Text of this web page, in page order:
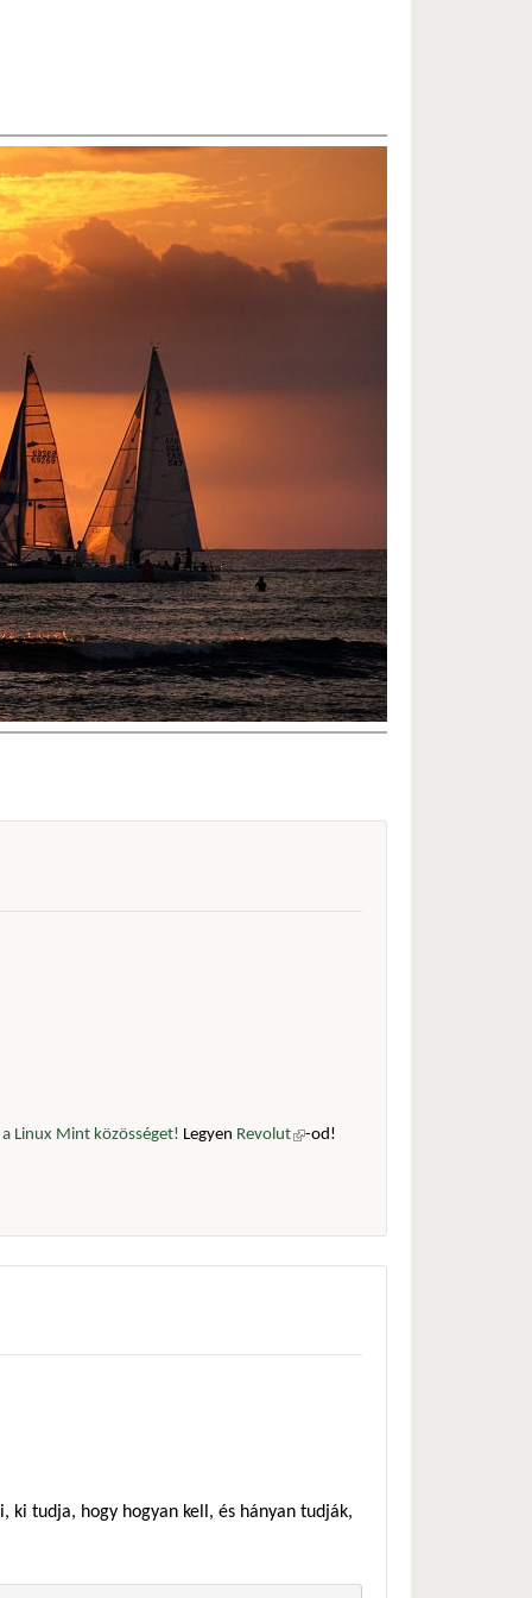
a Linux Mint közösséget! Legyen Revolut(külső
-od!
ki tudja, hogy hogyan kell, és hányan tudják,